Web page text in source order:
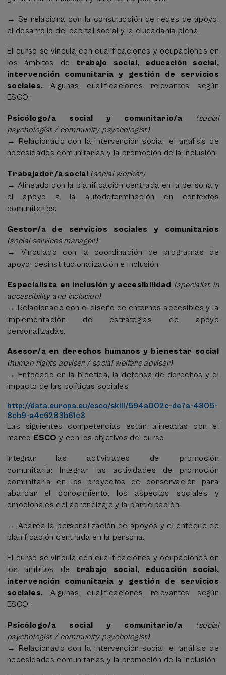
y autodeterminación de las personas.// Aplicar
herramientas de gestión de casos y estrategias de
autodeterminación de las personas apoyadas.//
Implementar modelos de intervención basados en
enfoques centrados en la persona en distintos
contextos.// Implementar metodologías de Planificación
Centrada en la Persona (MAPs, PATH, Personal Future’s
Planning, Essential Lifestyle Planning, Planificación
Centrada en las Relaciones) en contextos reales.
Tipo de logro:
Desarrollo de competencias prácticas
en intervención social.// Implementación de enfoques
prácticos para la autonomía y toma de decisiones de
las personas con necesidades de apoyo. Transferencia
del conocimiento teórico a la intervención social y
comunitaria
servicios sociales, implementando prácticas
innovadoras que promuevan la autodeterminación y el
bienestar de las personas.
Resultado de aprendizaje:
en la provisión de apoyos y proponer soluciones
basadas en la ética. // Resolver problemas éticos en el
ámbito de los servicios sociales mediante la aplicación
de principios éticos y estrategias de toma de
decisiones.
fundamentado para la intervención en casos de
atención social y sanitaria.
5. Objetivo:Reflexionar acerca de la innovación en el
relacionada con la calidad de vida y los resultados
personales.
Resultado de aprendizaje:Desarrollar estrategias
y el bienestar subjetivo. // Diseñar propuestas
innovadoras para la integración de servicios, la
coordinación interinstitucional y la personalización de
apoyos desde una perspectiva interseccional. Utilizar
herramientas de evaluación de la calidad de vida
centradas en los resultados personales de los/as
usuarios/as, la Agenda 2030 y los objetivos de
Tipo de logro:Aplicación de prácticas innovadoras en
contextos reales. // Capacidad de diseño e
implementación de soluciones innovadoras en el
ámbito de los servicios sociales. Dominio de técnicas
de evaluación de impacto social y bienestar personal.
aprendizaje.
En caso de que el número de solicitudes supere las
plazas disponibles, se realizará un proceso de selección
basado en la valoración de estos criterios, con el
objetivo de garantizar la mejor adecuación entre los
participantes y los objetivos del programa.
Edad requerida: entre 25 y 64 años.
→ Se relaciona con la construcción de redes de apoyo,
el desarrollo del capital social y la ciudadanía plena.
El curso se vincula con cualificaciones y ocupaciones en
los ámbitos de trabajo social, educación social,
intervención comunitaria y gestión de servicios
sociales. Algunas cualificaciones relevantes según
ESCO:
Psicólogo/a social y comunitario/a
(social
psychologist / community psychologist)
→ Relacionado con la intervención social, el análisis de
necesidades comunitarias y la promoción de la inclusión.
Trabajador/a social (social worker)
→ Alineado con la planificación centrada en la persona y
el apoyo a la autodeterminación en contextos
comunitarios.
Gestor/a de servicios sociales y comunitarios
(social services manager)
→ Vinculado con la coordinación de programas de
apoyo, desinstitucionalización e inclusión.
Especialista en inclusión y accesibilidad (specialist in
accessibility and inclusion)
→ Relacionado con el diseño de entornos accesibles y la
implementación de estrategias de apoyo
personalizadas.
Asesor/a en derechos humanos y bienestar social
(human rights adviser / social welfare adviser)
→ Enfocado en la bioética, la defensa de derechos y el
impacto de las políticas sociales.
http://data.europa.eu/esco/skill/594a002c-de7a-4805-
8cb9-a4c6283b61c3
Las siguientes competencias están alineadas con el
marco ESCO y con los objetivos del curso:
Integrar las actividades de promoción
comunitaria: Integrar las actividades de promoción
comunitaria en los proyectos de conservación para
abarcar el conocimiento, los aspectos sociales y
emocionales del aprendizaje y la participación.
→ Abarca la personalización de apoyos y el enfoque de
planificación centrada en la persona.
El curso se vincula con cualificaciones y ocupaciones en
los ámbitos de trabajo social, educación social,
intervención comunitaria y gestión de servicios
sociales. Algunas cualificaciones relevantes según
ESCO:
Psicólogo/a social y comunitario/a
(social
psychologist / community psychologist)
→ Relacionado con la intervención social, el análisis de
necesidades comunitarias y la promoción de la inclusión.